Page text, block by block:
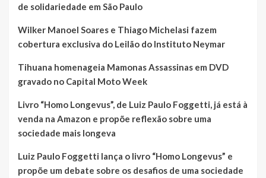
de solidariedade em São Paulo
Wilker Manoel Soares e Thiago Michelasi fazem
cobertura exclusiva do Leilão do Instituto Neymar
Tihuana homenageia Mamonas Assassinas em DVD
gravado no Capital Moto Week
Livro “Homo Longevus”, de Luiz Paulo Foggetti, já está à
venda na Amazon e propõe reflexão sobre uma
sociedade mais longeva
Luiz Paulo Foggetti lança o livro “Homo Longevus” e
propõe um debate sobre os desafios de uma sociedade